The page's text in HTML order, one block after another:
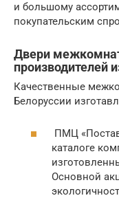
и большому
покупательским
Двери
производителей
Качественные
Белоруссии
ПМЦ
каталоге
Основной